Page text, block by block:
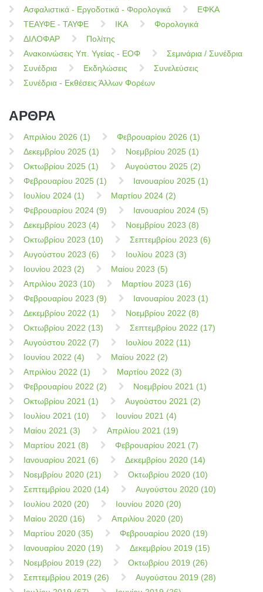
Ασφαλιστικά - Εργοδοτικά - Φορολογικά
ΕΦΚΑ
ΤΕΑΥΦΕ - ΤΑΥΦΕ
ΙΚΑ
Φορολογικά
ΔΙΛΟΦΑΡ
Πολίτης
Ανακοινώσεις Υπ. Υγείας - ΕΟΦ
Σεμινάρια / Συνέδρια
Συνέδρια
Εκδηλώσεις
Συνελεύσεις
Συνέδρια - Εκθέσεις Άλλων Φορέων
ΑΡΘΡΑ
Απριλίου 2026 (1)
Φεβρουαρίου 2026 (1)
Δεκεμβρίου 2025 (1)
Νοεμβρίου 2025 (1)
Οκτωβρίου 2025 (1)
Αυγούστου 2025 (2)
Φεβρουαρίου 2025 (1)
Ιανουαρίου 2025 (1)
Ιουλίου 2024 (1)
Μαρτίου 2024 (2)
Φεβρουαρίου 2024 (9)
Ιανουαρίου 2024 (5)
Δεκεμβρίου 2023 (4)
Νοεμβρίου 2023 (8)
Οκτωβρίου 2023 (10)
Σεπτεμβρίου 2023 (6)
Αυγούστου 2023 (6)
Ιουλίου 2023 (3)
Ιουνίου 2023 (2)
Μαίου 2023 (5)
Απριλίου 2023 (10)
Μαρτίου 2023 (16)
Φεβρουαρίου 2023 (9)
Ιανουαρίου 2023 (1)
Δεκεμβρίου 2022 (1)
Νοεμβρίου 2022 (8)
Οκτωβρίου 2022 (13)
Σεπτεμβρίου 2022 (17)
Αυγούστου 2022 (7)
Ιουλίου 2022 (11)
Ιουνίου 2022 (4)
Μαίου 2022 (2)
Απριλίου 2022 (1)
Μαρτίου 2022 (3)
Φεβρουαρίου 2022 (2)
Νοεμβρίου 2021 (1)
Οκτωβρίου 2021 (1)
Αυγούστου 2021 (2)
Ιουλίου 2021 (10)
Ιουνίου 2021 (4)
Μαίου 2021 (3)
Απριλίου 2021 (19)
Μαρτίου 2021 (8)
Φεβρουαρίου 2021 (7)
Ιανουαρίου 2021 (6)
Δεκεμβρίου 2020 (14)
Νοεμβρίου 2020 (21)
Οκτωβρίου 2020 (10)
Σεπτεμβρίου 2020 (14)
Αυγούστου 2020 (10)
Ιουλίου 2020 (20)
Ιουνίου 2020 (20)
Μαίου 2020 (16)
Απριλίου 2020 (20)
Μαρτίου 2020 (35)
Φεβρουαρίου 2020 (19)
Ιανουαρίου 2020 (19)
Δεκεμβρίου 2019 (15)
Νοεμβρίου 2019 (22)
Οκτωβρίου 2019 (26)
Σεπτεμβρίου 2019 (26)
Αυγούστου 2019 (28)